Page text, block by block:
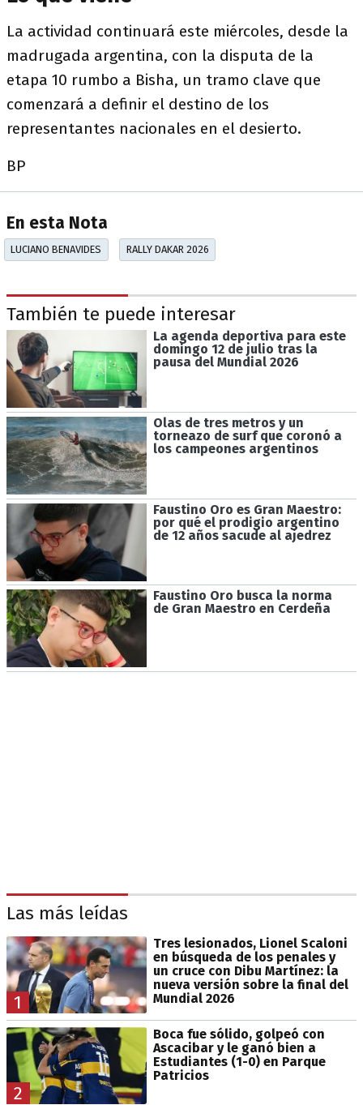
La actividad continuará este miércoles, desde la
madrugada argentina, con la disputa de la
etapa 10 rumbo a Bisha, un tramo clave que
comenzará a definir el destino de los
representantes nacionales en el desierto.
BP
En esta Nota
LUCIANO BENAVIDES RALLY DAKAR 2026
También te puede interesar
La agenda deportiva para este
domingo 12 de julio tras la
pausa del Mundial 2026
Olas de tres metros y un
torneazo de surf que coronó a
los campeones argentinos
Faustino Oro es Gran Maestro:
por qué el prodigio argentino
de 12 años sacude al ajedrez
Faustino Oro busca la norma
de Gran Maestro en Cerdeña
Las más leídas
1
Tres lesionados, Lionel Scaloni
en búsqueda de los penales y
un cruce con Dibu Martínez: la
nueva versión sobre la final del
Mundial 2026
2
Boca fue sólido, golpeó con
Ascacibar y le ganó bien a
Estudiantes (1-0) en Parque
Patricios